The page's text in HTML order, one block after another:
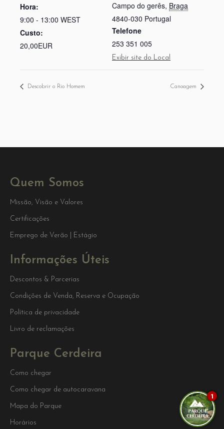
Hora:
9:00 - 13:00 WEST
Custo:
20,00EUR
Campo do gerês, Braga
4840-030 Portugal
Telefone
253 351 005
Exibir site do Local
Descobrir o Rio Homem Canoagem
Quem Somos
Missão, Visão e Valores
Certificações
Emprego de Verão | Estágio
Informações Úteis
Descontos & Parcerias
Condições de Venda, Reserva e Ocupação
Política de privacidade
Livro de reclamações
Parque Cerdeira
Como chegar
Como chegar de autocaravana
Mapa do Parque
Horários
1